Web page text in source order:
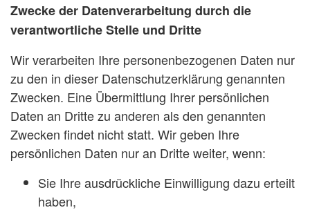
Zwecke der Datenverarbeitung durch die
verantwortliche Stelle und Dritte
Wir verarbeiten Ihre personenbezogenen Daten nur
zu den in dieser Datenschutzerklärung genannten
Zwecken. Eine Übermittlung Ihrer persönlichen
Daten an Dritte zu anderen als den genannten
Zwecken findet nicht statt. Wir geben Ihre
persönlichen Daten nur an Dritte weiter, wenn:
Sie Ihre ausdrückliche Einwilligung dazu erteilt
haben,